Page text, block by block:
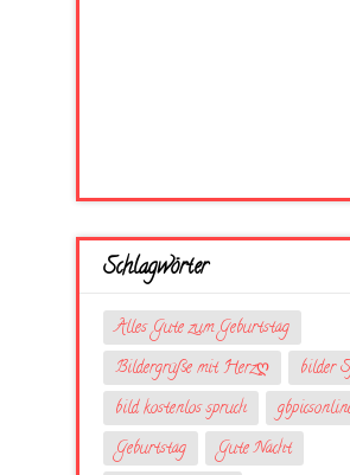
Schlagwörter
Alles Gute zum Geburtstag
Bildergrüße mit Herzღ
bilder
bild kostenlos spruch
Geburtstag
Gute Nacht